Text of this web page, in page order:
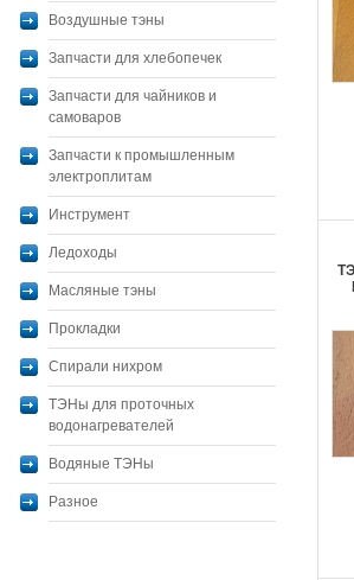
Воздушные тэны
Запчасти для хлебопечек
Запчасти для чайников и
самоваров
Запчасти к промышленным
электроплитам
Инструмент
Ледоходы
Масляные тэны
Прокладки
Спирали нихром
ТЭНы для проточных
водонагревателей
Водяные ТЭНы
Разное